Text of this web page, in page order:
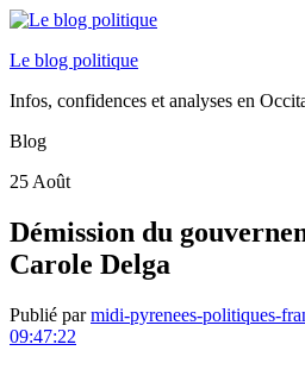
Le blog politique
Infos, confidences et analyses en
Blog
25 Août
Démission du
Carole Delga
Publié parmidi-pyrenees-politiques-
09:47:22